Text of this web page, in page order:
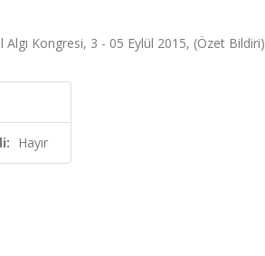
Algı Kongresi, 3 - 05 Eylül 2015, (Özet Bildiri)
Hayır